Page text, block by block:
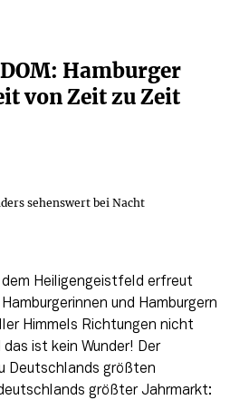
Hamburger
von Zeit zu Zeit
sehenswert bei Nacht
Heiligengeistfeld erfreut
und Hamburgern
Himmels Richtungen nicht
ist kein Wunder! Der
Deutschlands größten
größter Jahrmarkt: